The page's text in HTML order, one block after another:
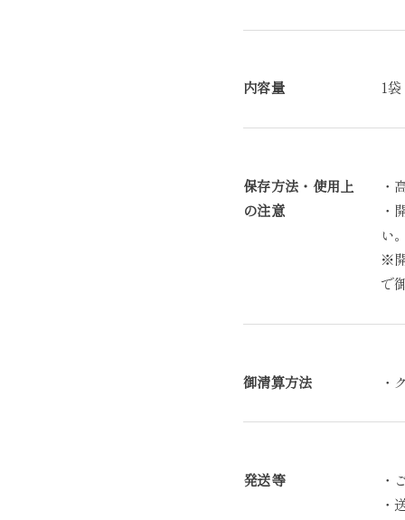
内容量 1
保存方法・使用上
の注意
・
・
い
※
で
御清算方法 ・
発送等
・
・